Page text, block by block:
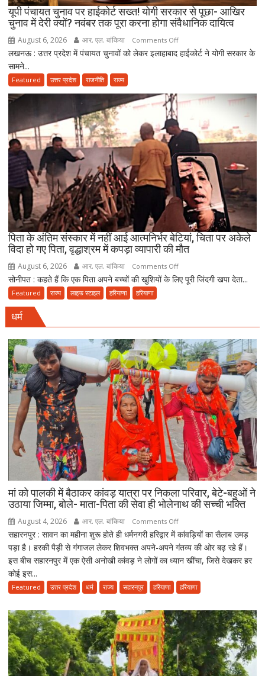
बेटे
को
आगे
किया
यूपी पंचायत चुनाव पर हाईकोर्ट सख्त! योगी सरकार से पूछा- आखिर
चुनाव में देरी क्यों? नवंबर तक पूरा करना होगा संवैधानिक दायित्व
August 6, 2026 आर. एल. बांकिया Comments Offon
यूपी
हाईकोर्ट
सख्त!
योगी
से
पूछा-
आखिर
चुनाव
देरी
क्यों?
नवंबर
करना
दायित्व
लखनऊ : उत्तर प्रदेश में पंचायत चुनावों को लेकर इलाहाबाद हाईकोर्ट ने योगी सरकार के
सामने...
Featured उत्तर प्रदेश राजनीति राज्य
पिता के अंतिम संस्कार में नहीं आई आत्मनिर्भर बेटियां, चिता पर अकेले
विदा हो गए पिता, वृद्धाश्रम में कपड़ा व्यापारी की मौत
August 6, 2026 आर. एल. बांकिया Comments Offon
पिता
नहीं
आई
आत्मनिर्भर
बेटियां,
चिता
पर
अकेले
विदा
हो
गए
पिता,
वृद्धाश्रम
में
की
मौत
सोनीपत : कहते हैं कि एक पिता अपने बच्चों की खुशियों के लिए पूरी जिंदगी खपा देता...
Featured राज्य लाइफ स्टाइल हरियाणा हरियाणा
धर्म
मां को पालकी में बैठाकर कांवड़ यात्रा पर निकला परिवार, बेटे-बहुओं ने
उठाया जिम्मा, बोले- माता-पिता की सेवा ही भोलेनाथ की सच्ची भक्ति
August 4, 2026 आर. एल. बांकिया Comments Offon
मां
को
पालकी
बैठाकर
यात्रा
पर
निकला
परिवार,
बेटे-
सहारनपुर : सावन का महीना शुरू होते ही धर्मनगरी हरिद्वार में कांवड़ियों का सैलाब उमड़
पड़ा है। हरकी पैड़ी से गंगाजल लेकर शिवभक्त अपने-अपने गंतव्य की ओर बढ़ रहे हैं।
इस बीच सहारनपुर में एक ऐसी अनोखी कांवड़ ने लोगों का ध्यान खींचा, जिसे देखकर हर
कोई इस...
Featured उत्तर प्रदेश धर्म राज्य सहारनपुर हरियाणा हरियाणा